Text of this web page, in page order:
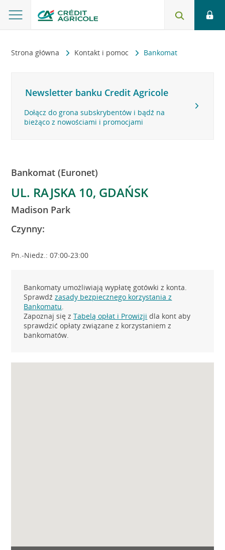
Strona główna Kontakt i pomoc Bankomat
Newsletter banku Credit Agricole
Dołącz do grona subskrybentów i bądź na
bieżąco z nowościami i promocjami
Bankomat (Euronet)
UL. RAJSKA 10, GDAŃSK
Madison Park
Czynny:
Pn.-Niedz.: 07:00-23:00
Bankomaty umożliwiają wypłatę gotówki z konta.
Sprawdźzasady bezpiecznego korzystania z
Bankomatu.
Zapoznaj się zTabelą opłat i Prowizji dla kont aby
sprawdzić opłaty związane z korzystaniem z
bankomatów.